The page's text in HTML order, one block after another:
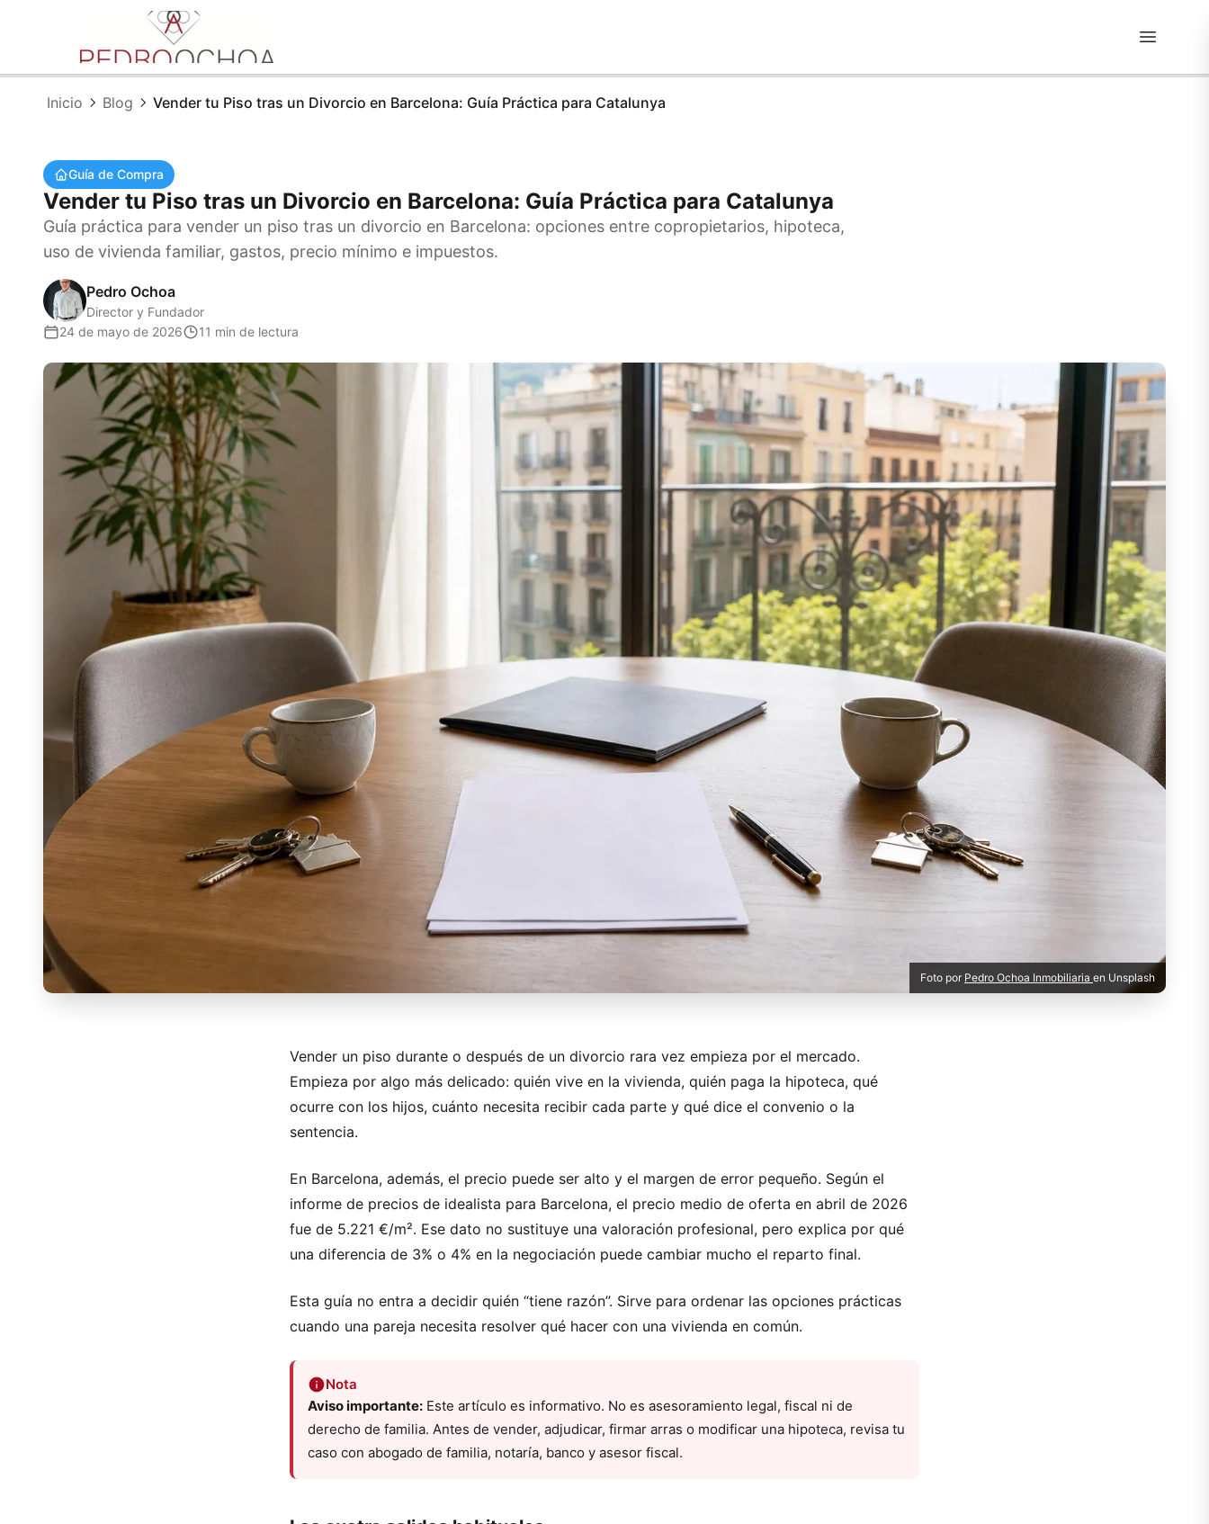
Inicio Blog Vender tu Piso tras un Divorcio en Barcelona: Guía Práctica para Catalunya
Guía de Compra
Vender tu Piso tras un Divorcio en Barcelona: Guía Práctica para Catalunya
Guía práctica para vender un piso tras un divorcio en Barcelona: opciones entre copropietarios, hipoteca,
uso de vivienda familiar, gastos, precio mínimo e impuestos.
Pedro Ochoa
Director y Fundador
24 de mayo de 2026
11 min de lectura
Foto por Pedro Ochoa Inmobiliaria en Unsplash
Vender un piso durante o después de un divorcio rara vez empieza por el mercado.
Empieza por algo más delicado: quién vive en la vivienda, quién paga la hipoteca, qué
ocurre con los hijos, cuánto necesita recibir cada parte y qué dice el convenio o la
sentencia.
En Barcelona, además, el precio puede ser alto y el margen de error pequeño. Según el
informe de precios de idealista para Barcelona, el precio medio de oferta en abril de 2026
fue de 5.221 €/m². Ese dato no sustituye una valoración profesional, pero explica por qué
una diferencia de 3% o 4% en la negociación puede cambiar mucho el reparto final.
Esta guía no entra a decidir quién “tiene razón”. Sirve para ordenar las opciones prácticas
cuando una pareja necesita resolver qué hacer con una vivienda en común.
Nota
Aviso importante: Este artículo es informativo. No es asesoramiento legal, fiscal ni de
derecho de familia. Antes de vender, adjudicar, firmar arras o modificar una hipoteca, revisa tu
caso con abogado de familia, notaría, banco y asesor fiscal.